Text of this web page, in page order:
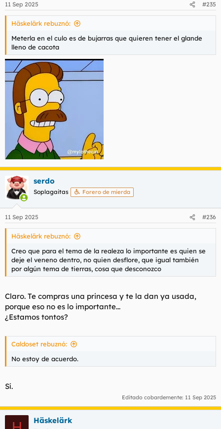
e
s
11 Sep 2025 #235
Häskelärk rebuznó:
Meterla en el culo es de bujarras que quieren tener el glande
lleno de cacota
serdo
Soplagaitas Forero de mierda
11 Sep 2025 #236
Häskelärk rebuznó:
Creo que para el tema de la realeza lo importante es quien se
deje el veneno dentro, no quien desflore, que igual también
por algún tema de tierras, cosa que desconozco
Claro. Te compras una princesa y te la dan ya usada,
porque eso no es lo importante...
¿Estamos tontos?
Caldoset rebuznó:
No estoy de acuerdo.
Sí.
Editado cobardemente: 11 Sep 2025
Häskelärk